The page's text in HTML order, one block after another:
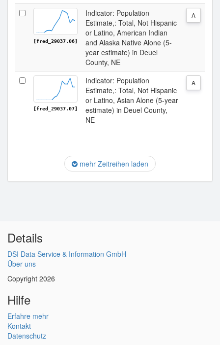
[fred_29037.06]
Indicator: Population
Estimate,: Total, Not Hispanic
or Latino, American Indian
and Alaska Native Alone (5-
year estimate) in Deuel
County, NE
A
[fred_29037.07]
Indicator: Population
Estimate,: Total, Not Hispanic
or Latino, Asian Alone (5-year
estimate) in Deuel County,
NE
A
mehr Zeitreihen laden
Details
DSI Data Service & Information GmbH
Über uns
Copyright 2026
Hilfe
Erfahre mehr
Kontakt
Datenschutz